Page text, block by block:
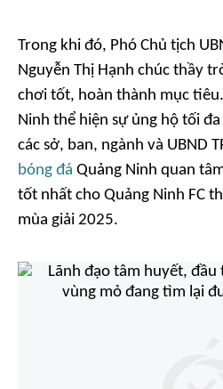
Trong khi đó, Phó Chủ tịch
Nguyễn Thị Hạnh chúc thầy
chơi tốt, hoàn thành mục
Ninh thể hiện sự ủng hộ tối
các sở, ban, ngành và UBND
bóng đá Quảng Ninh quan
tốt nhất cho Quảng Ninh FC
mùa giải 2025.